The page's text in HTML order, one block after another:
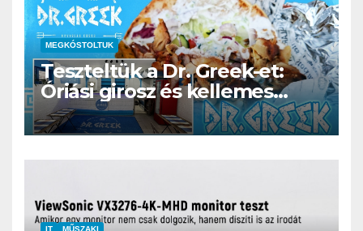
MEGKÓSTOLTUK
Teszteltük a Dr. Greek-et:
Óriási girosz és kellemes
kerthelyiség Csepel szívében
IT MŰSZAKI